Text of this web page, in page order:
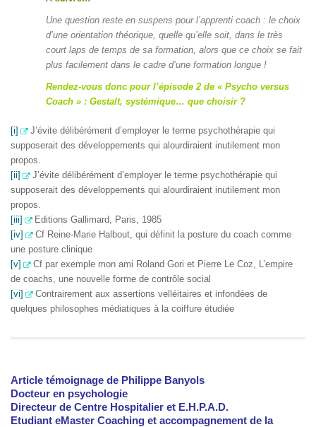
Une question reste en suspens pour l’apprenti coach : le choix
d’une orientation théorique, quelle qu’elle soit, dans le très
court laps de temps de sa formation, alors que ce choix se fait
plus facilement dans le cadre d’une formation longue !
Rendez-vous donc pour l’épisode 2 de « Psycho versus
Coach » : Gestalt, systémique… que choisir ?
[i]
J’évite délibérément d’employer le terme psychothérapie qui
supposerait des développements qui alourdiraient inutilement mon
propos.
[ii]
J’évite délibérément d’employer le terme psychothérapie qui
supposerait des développements qui alourdiraient inutilement mon
propos.
[iii]
Editions Gallimard, Paris, 1985
[iv]
Cf Reine-Marie Halbout, qui définit la posture du coach comme
une posture clinique
[v]
Cf par exemple mon ami Roland Gori et Pierre Le Coz, L’empire
de coachs, une nouvelle forme de contrôle social
[vi]
Contrairement aux assertions velléitaires et infondées de
quelques philosophes médiatiques à la coiffure étudiée
Article témoignage de Philippe Banyols
Docteur en psychologie
Directeur de Centre Hospitalier et E.H.P.A.D.
Etudiant eMaster Coaching et accompagnement de la